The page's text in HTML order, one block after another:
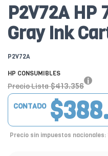
P2V72A HP
Gray Ink
P2V72A
HP CONSUMIBLES
Precio Lista $413.356
CONTADO
Precio sin impuestos nacionales: